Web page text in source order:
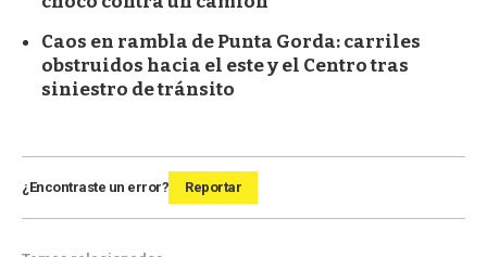
Caos en rambla de Punta Gorda: carriles
obstruidos hacia el este y el Centro tras
siniestro de tránsito
¿Encontraste un error? Reportar